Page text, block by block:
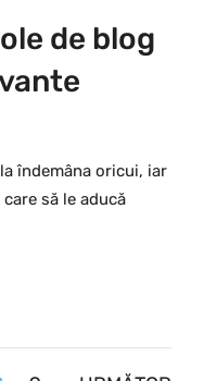
de blog
îndemâna oricui, iar
să le aducă